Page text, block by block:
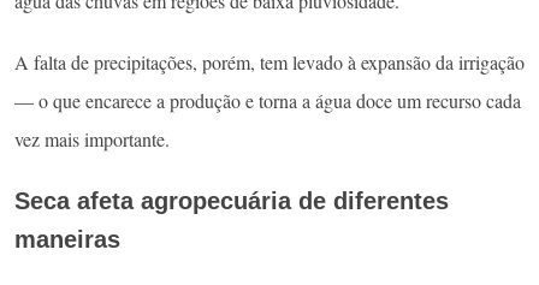
A falta de precipitações, porém, tem levado à expansão da irrigação
— o que encarece a produção e torna a água doce um recurso cada
vez mais importante.
Seca afeta agropecuária de diferentes
maneiras